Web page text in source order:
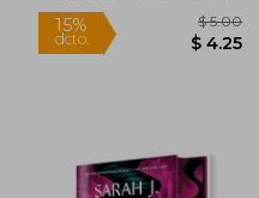
dcto. $ 58.39
Nuevo